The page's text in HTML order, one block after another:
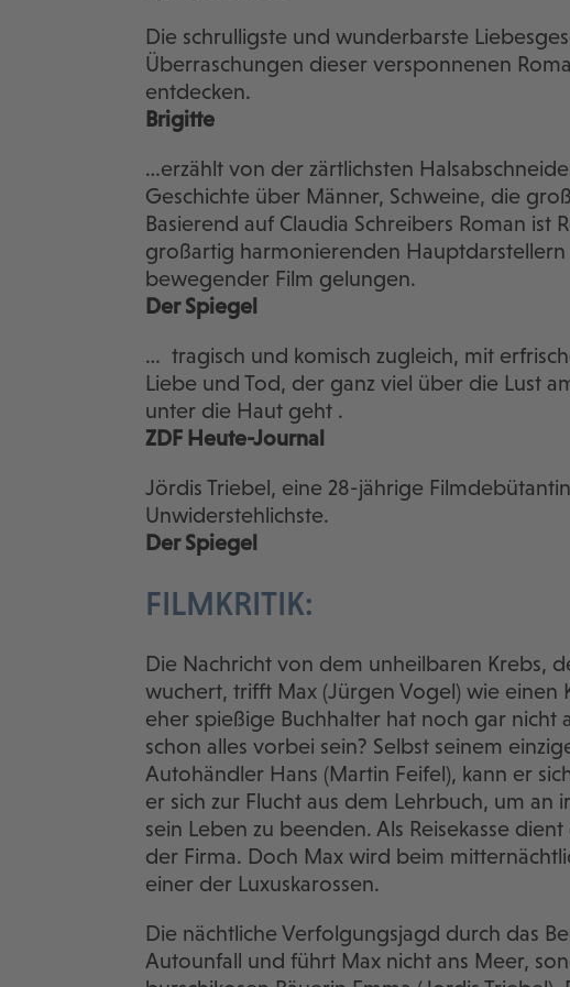
Die schrulligste und wunderbarste
Überraschungen dieser versponnenen
entdecken.
Brigitte
…erzählt von der zärtlichsten
Geschichte über Männer, Schweine, die
Basierend auf Claudia Schreibers Roman ist
großartig harmonierenden
bewegender Film gelungen.
Der Spiegel
… tragisch und komisch zugleich, mit
Liebe und Tod, der ganz viel über die Lust
unter die Haut geht .
ZDF Heute-Journal
Jördis Triebel, eine 28-jährige
Unwiderstehlichste.
Der Spiegel
FILMKRITIK:
Die Nachricht von dem unheilbaren Krebs,
wuchert, trifft Max (Jürgen Vogel) wie einen
eher spießige Buchhalter hat noch gar nicht
schon alles vorbei sein? Selbst seinem
Autohändler Hans (Martin Feifel), kann er
er sich zur Flucht aus dem Lehrbuch, um an
sein Leben zu beenden. Als Reisekasse
der Firma. Doch Max wird beim
einer der Luxuskarossen.
Die nächtliche Verfolgungsjagd durch das
Autounfall und führt Max nicht ans Meer,